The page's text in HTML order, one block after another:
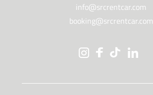
info@srcrentcar.com
booking@srcrentcar.com